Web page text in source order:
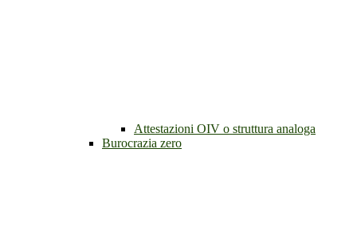
Attestazioni OIV o struttura analoga
Burocrazia zero